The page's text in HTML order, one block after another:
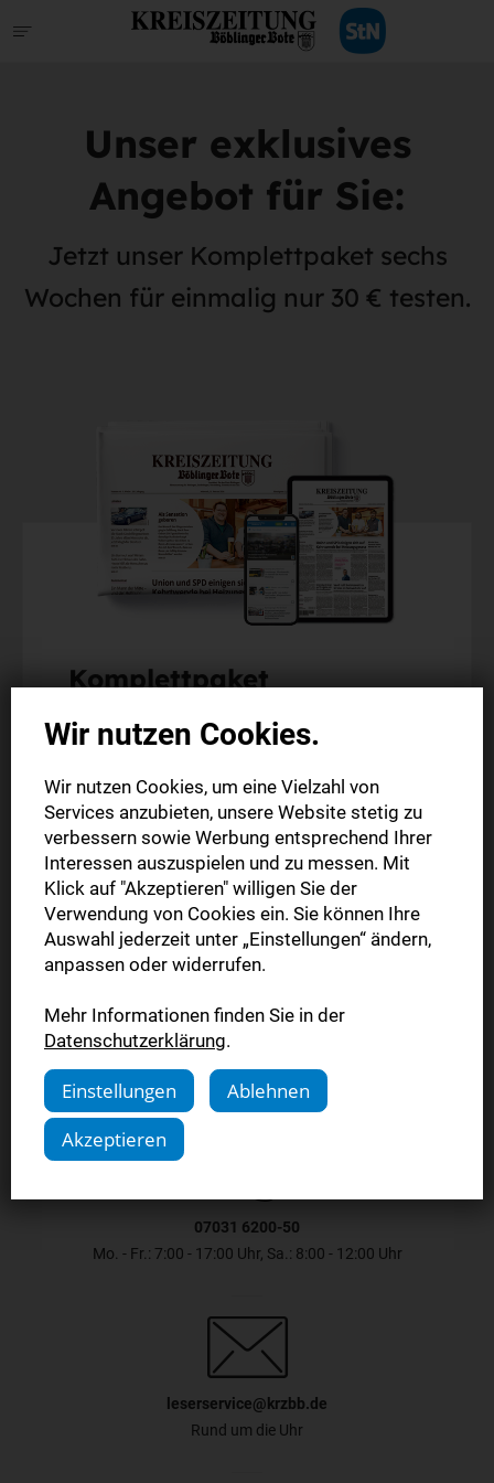
Unser exklusives
Angebot für Sie:
Jetzt unser Komplettpaket sechs
Wochen für einmalig nur 30 € testen.
Komplettpaket
Die digitale Ausgabe als E-Paper (Mo.-So.)
Die gedruckte Ausgabe im Briefkasten (Mo.-Sa.)
6 Wochen nur
30,00 €
07031 6200-50
Mo. - Fr.: 7:00 - 17:00 Uhr, Sa.: 8:00 - 12:00 Uhr
leserservice@krzbb.de
Rund um die Uhr
Wir nutzen Cookies.
Wir nutzen Cookies, um eine Vielzahl von
Services anzubieten, unsere Website stetig zu
verbessern sowie Werbung entsprechend Ihrer
Interessen auszuspielen und zu messen. Mit
Klick auf "Akzeptieren" willigen Sie der
Verwendung von Cookies ein. Sie können Ihre
Auswahl jederzeit unter „Einstellungen“ ändern,
anpassen oder widerrufen.
Mehr Informationen finden Sie in der
Datenschutzerklärung.
Einstellungen
Ablehnen
Akzeptieren